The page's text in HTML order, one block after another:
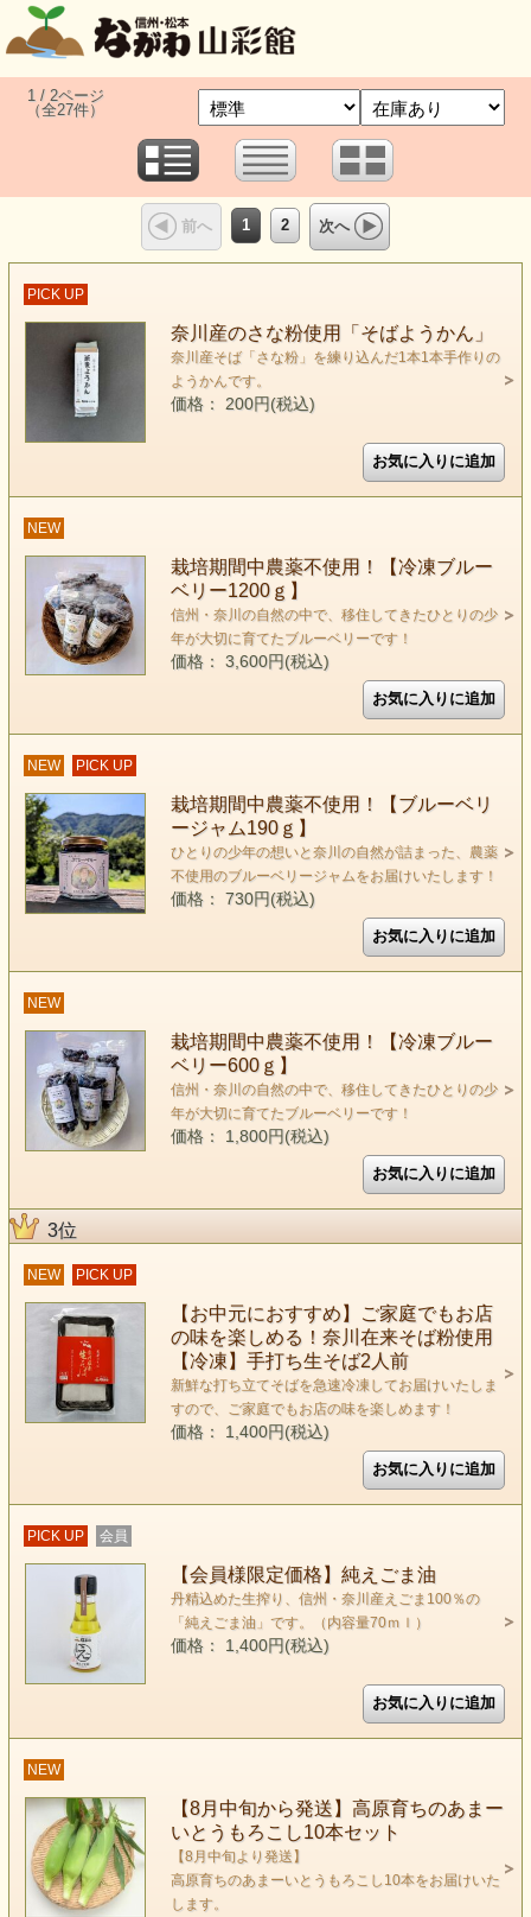
1 / 2ページ
（全27件）
前へ 1 2 次へ
PICK UP
奈川産のさな粉使用「そばようかん」
奈川産そば「さな粉」を練り込んだ1本1本手作りの
ようかんです。
価格： 200円(税込)
NEW
栽培期間中農薬不使用！【冷凍ブルー
ベリー1200ｇ】
信州・奈川の自然の中で、移住してきたひとりの少
年が大切に育てたブルーベリーです！
価格： 3,600円(税込)
NEW PICK UP
栽培期間中農薬不使用！【ブルーベリ
ージャム190ｇ】
ひとりの少年の想いと奈川の自然が詰まった、農薬
不使用のブルーベリージャムをお届けいたします！
価格： 730円(税込)
NEW
栽培期間中農薬不使用！【冷凍ブルー
ベリー600ｇ】
信州・奈川の自然の中で、移住してきたひとりの少
年が大切に育てたブルーベリーです！
価格： 1,800円(税込)
3位
NEW PICK UP
【お中元におすすめ】ご家庭でもお店
の味を楽しめる！奈川在来そば粉使用
【冷凍】手打ち生そば2人前
新鮮な打ち立てそばを急速冷凍してお届けいたしま
すので、ご家庭でもお店の味を楽しめます！
価格： 1,400円(税込)
PICK UP 会員
【会員様限定価格】純えごま油
丹精込めた生搾り、信州・奈川産えごま100％の
「純えごま油」です。（内容量70ｍｌ）
価格： 1,400円(税込)
NEW
【8月中旬から発送】高原育ちのあまー
いとうもろこし10本セット
【8月中旬より発送】
高原育ちのあまーいとうもろこし10本をお届けいた
します。